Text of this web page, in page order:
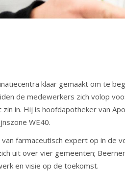
klaar gemaakt om te
de medewerkers zich volop
in. Hij is hoofdapotheker van
WE40.
farmaceutisch expert op in de
uit over vier gemeenten;
en visie op de toekomst.